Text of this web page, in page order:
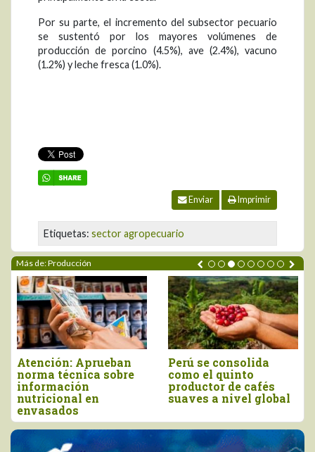
Por su parte, el incremento del subsector pecuario
se sustentó por los mayores volúmenes de
producción de porcino (4.5%), ave (2.4%), vacuno
(1.2%) y leche fresca (1.0%).
Enviar Imprimir
Etiquetas: sector agropecuario
Más de: Producción
Atención: Aprueban
norma técnica sobre
información
nutricional en
envasados
Perú se consolida
como el quinto
productor de cafés
suaves a nivel global